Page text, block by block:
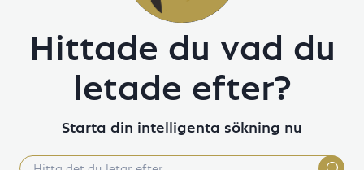
Hittade du vad du
letade efter?
Starta din intelligenta sökning nu